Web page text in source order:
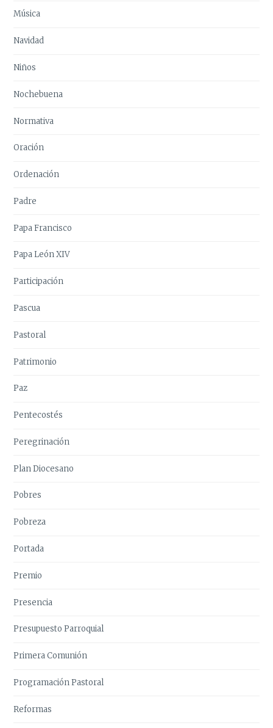
Música
Navidad
Niños
Nochebuena
Normativa
Oración
Ordenación
Padre
Papa Francisco
Papa León XIV
Participación
Pascua
Pastoral
Patrimonio
Paz
Pentecostés
Peregrinación
Plan Diocesano
Pobres
Pobreza
Portada
Premio
Presencia
Presupuesto Parroquial
Primera Comunión
Programación Pastoral
Reformas